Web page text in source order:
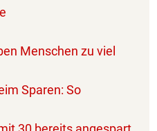
Menschen zu viel
Sparen: So